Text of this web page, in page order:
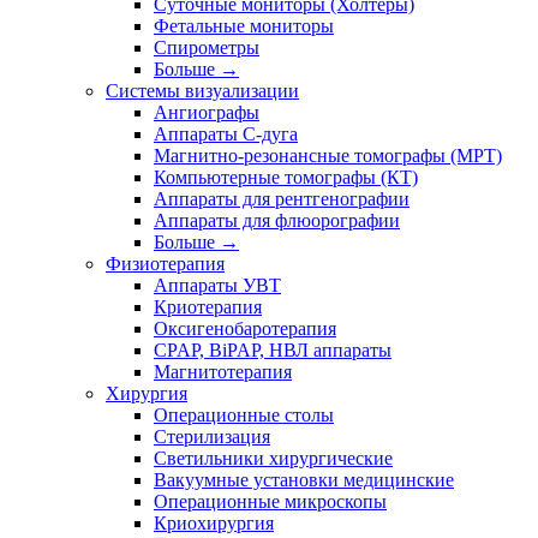
Суточные мониторы (Холтеры)
Фетальные мониторы
Спирометры
Больше →
Системы визуализации
Ангиографы
Аппараты C-дуга
Магнитно-резонансные томографы (МРТ)
Компьютерные томографы (КТ)
Аппараты для рентгенографии
Аппараты для флюорографии
Больше →
Физиотерапия
Аппараты УВТ
Криотерапия
Оксигенобаротерапия
CPAP, BiPAP, НВЛ аппараты
Магнитотерапия
Хирургия
Операционные столы
Стерилизация
Светильники хирургические
Вакуумные установки медицинские
Операционные микроскопы
Криохирургия